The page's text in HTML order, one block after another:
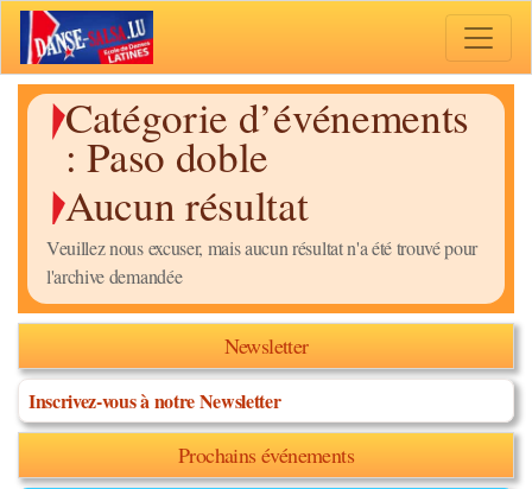
Catégorie d’événements
:Paso doble
Aucun résultat
Veuillez nous excuser, mais aucun résultat n'a été trouvé pour
l'archive demandée
Newsletter
Inscrivez-vous à notre Newsletter
Prochains événements